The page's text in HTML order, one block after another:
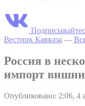
Вестник Кавказа —
Россия в
импорт вишни
Опубликовано: 2:06, 4